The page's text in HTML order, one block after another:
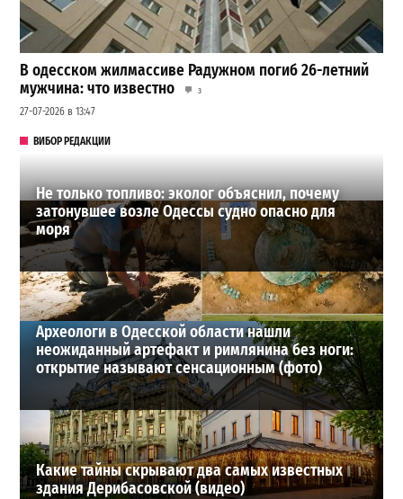
В одесском жилмассиве Радужном погиб 26-летний
мужчина: что известно
3
27-07-2026 в 13:47
ВИБОР РЕДАКЦИИ
Не только топливо: эколог объяснил, почему
затонувшее возле Одессы судно опасно для
моря
Археологи в Одесской области нашли
неожиданный артефакт и римлянина без ноги:
открытие называют сенсационным (фото)
Какие тайны скрывают два самых известных
здания Дерибасовской (видео)